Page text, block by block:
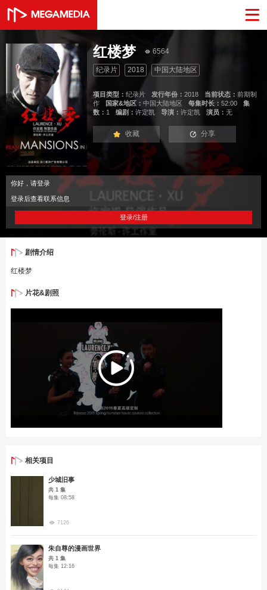
红楼梦 6564
纪录片 2018 中国大陆地区
项目类型： 纪录片 发行年份： 2018 当前状态： 前期制
作
国家&地区： 中国大陆地区 每集时长： 52:00
集
数： 1 编剧： 许定凯 导演： 许定凯 演员： 无
收藏 分享
你好，请登录
登录后查看联系信息
登录/注册
剧情介绍
红楼梦
片花&剧照
相关项目
少城旧事
共 1 集
每集 08:58
7126
朱自尊的漫画世界
共 1 集
每集 12:16